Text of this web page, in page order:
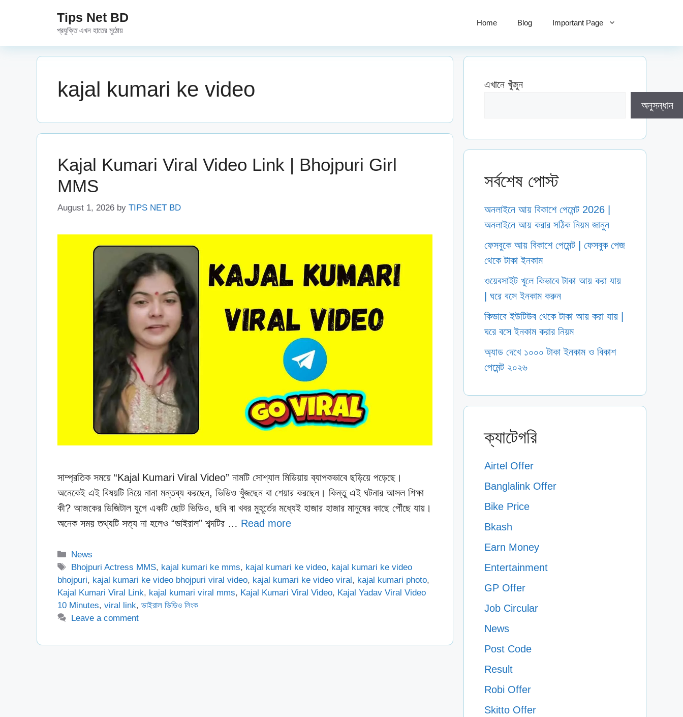
Tips Net BD
প্রযুক্তি এখন হাতের মুঠোয়
Home Blog Important Page
kajal kumari ke video
Kajal Kumari Viral Video Link | Bhojpuri Girl
MMS
August 1, 2026 by TIPS NET BD
সাম্প্রতিক সময়ে “Kajal Kumari Viral Video” নামটি সোশ্যাল মিডিয়ায় ব্যাপকভাবে ছড়িয়ে পড়েছে।
অনেকেই এই বিষয়টি নিয়ে নানা মন্তব্য করছেন, ভিডিও খুঁজছেন বা শেয়ার করছেন। কিন্তু এই ঘটনার আসল শিক্ষা
কী? আজকের ডিজিটাল যুগে একটি ছোট ভিডিও, ছবি বা খবর মুহূর্তের মধ্যেই হাজার হাজার মানুষের কাছে পৌঁছে যায়।
অনেক সময় তথ্যটি সত্য না হলেও “ভাইরাল” শব্দটির … Read more
Categories
News
Tags
Bhojpuri Actress MMS, kajal kumari ke mms, kajal kumari ke video, kajal kumari ke video
bhojpuri, kajal kumari ke video bhojpuri viral video, kajal kumari ke video viral, kajal kumari photo,
Kajal Kumari Viral Link, kajal kumari viral mms, Kajal Kumari Viral Video, Kajal Yadav Viral Video
10 Minutes, viral link, ভাইরাল ভিডিও লিংক
Leave a comment
এখানে খুঁজুন
অনুসন্ধান
সর্বশেষ পোস্ট
অনলাইনে আয় বিকাশে পেমেন্ট 2026 |
অনলাইনে আয় করার সঠিক নিয়ম জানুন
ফেসবুকে আয় বিকাশে পেমেন্ট | ফেসবুক পেজ
থেকে টাকা ইনকাম
ওয়েবসাইট খুলে কিভাবে টাকা আয় করা যায়
| ঘরে বসে ইনকাম করুন
কিভাবে ইউটিউব থেকে টাকা আয় করা যায় |
ঘরে বসে ইনকাম করার নিয়ম
অ্যাড দেখে ১০০০ টাকা ইনকাম ও বিকাশ
পেমেন্ট ২০২৬
ক্যাটেগরি
Airtel Offer
Banglalink Offer
Bike Price
Bkash
Earn Money
Entertainment
GP Offer
Job Circular
News
Post Code
Result
Robi Offer
Skitto Offer